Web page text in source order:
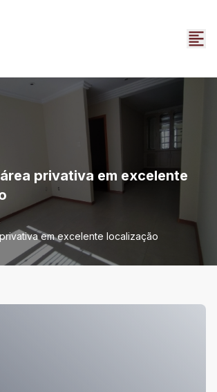
privativa em excelente
em excelente localização